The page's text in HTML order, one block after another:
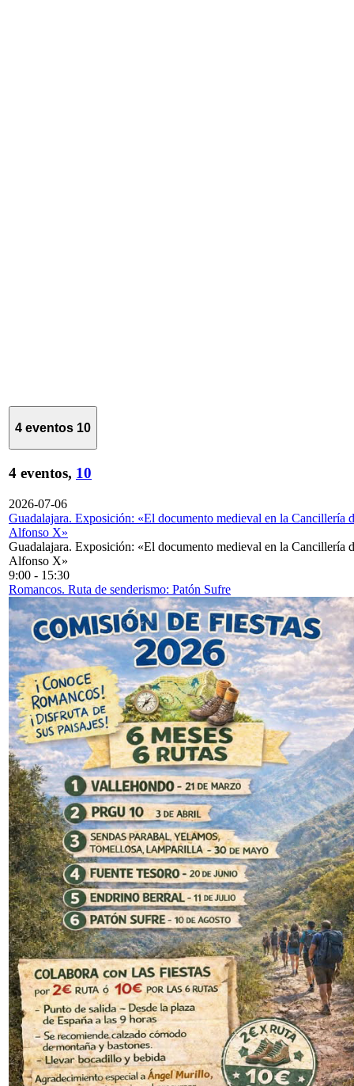
4 eventos 10
4 eventos, 10
2026-07-06
Guadalajara. Exposición: «El documento medieval en la Cancillería
Alfonso X»
Guadalajara. Exposición: «El documento medieval en la Cancillería
Alfonso X»
9:00 - 15:30
Romancos. Ruta de senderismo: Patón Sufre